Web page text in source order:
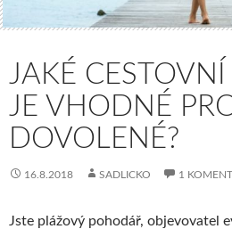
JAKÉ CESTOVNÍ
JE VHODNÉ
DOVOLENÉ?
16.8.2018 SADLICKO 1
Jste plážový pohodář, objevovatel